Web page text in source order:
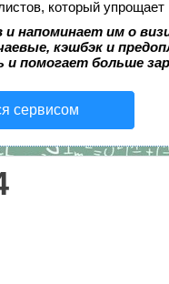
который упрощает
напоминает им о
кэшбэк и
и помогает больше
сервисом